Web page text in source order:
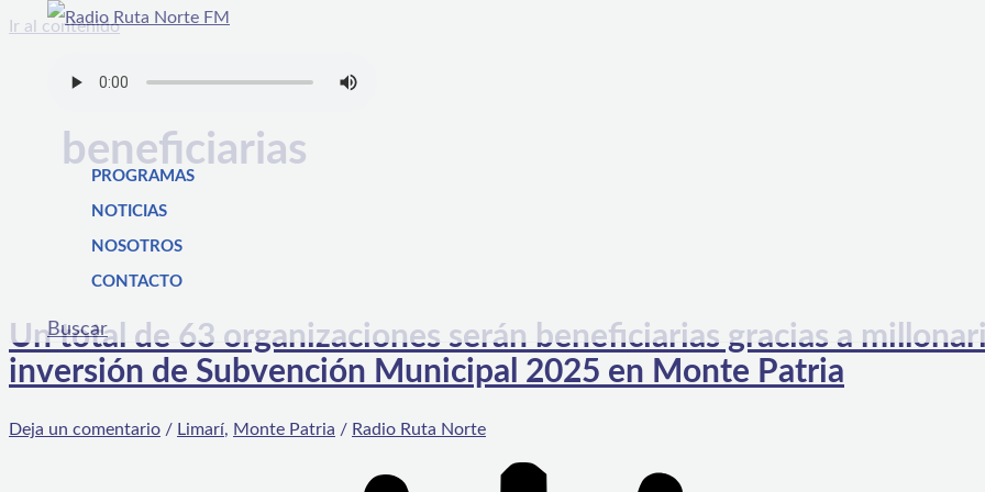
Ir al contenido
PROGRAMAS
NOTICIAS
NOSOTROS
CONTACTO
Buscar
beneficiarias
Un total de 63 organizaciones serán beneficiarias gracias a
inversión de Subvención Municipal 2025 en Monte Patria
Deja un comentario / Limarí, Monte Patria / Radio Ruta Norte